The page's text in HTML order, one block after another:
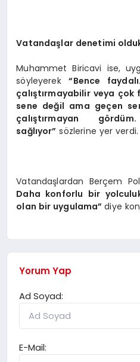
Vatandaşlar denetimi
Muhammet Biricavi ise,
söyleyerek“Bence
çalıştırmayabilir veya
sene değil ama geçen
çalıştırmayan
sağlıyor” sözlerine yer verdi.
Vatandaşlardan Berçem
Daha konforlu bir
olan bir uygulama”diye
Yorum Yap
Ad Soyad:
E-Mail: